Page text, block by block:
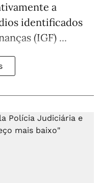
a
identificados
(IGF) ...